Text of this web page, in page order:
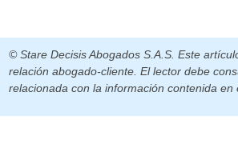
© Stare Decisis Abogados S.A.S. Este
relación abogado-cliente. El lector debe
relacionada con la información contenida